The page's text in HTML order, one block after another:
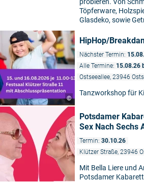
Töpferware,
Glasdeko, sowie
©
HipHop/
Nächster Termin:
Alle Termine: 15.08.26
Ostseeallee, 23946
Tanzworkshop für
Potsdamer
Sex Nach Sechs
Termin: 30.10.26
Klützer Straße, 23946
Mit Bella Liere und
Potsdamer